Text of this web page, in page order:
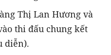
Thị Lan Hương và
thi đấu chung kết
diễn).